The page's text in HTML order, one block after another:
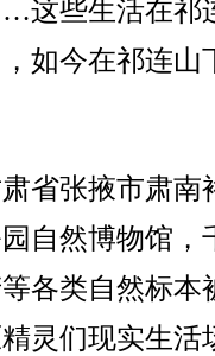
这些生活在祁
如今在祁连山
张掖市肃南
自然博物馆，
各类自然标本
灵们现实生活